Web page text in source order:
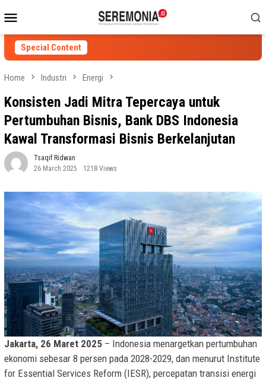
to
contentMenu
Special Content
Home Industri Energi
Konsisten Jadi Mitra Tepercaya untuk
Pertumbuhan Bisnis, Bank DBS Indonesia
Kawal Transformasi Bisnis Berkelanjutan
Tsaqif Ridwan
26 March 2025
1218 Views
Jakarta, 26 Maret 2025 – Indonesia menargetkan pertumbuhan
ekonomi sebesar 8 persen pada 2028-2029, dan menurut Institute
for Essential Services Reform (IESR), percepatan transisi energi